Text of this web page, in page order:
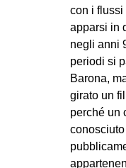
con i flussi
apparsi in
negli anni
periodi si
Barona,
girato un
perché un